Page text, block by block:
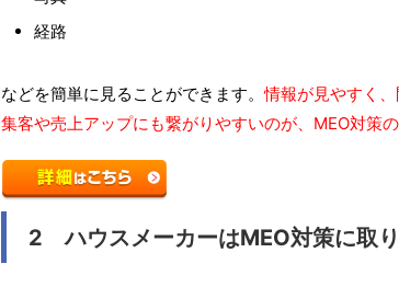
経路
などを簡単に見ることができます。情報が見やすく、
集客や売上アップにも繋がりやすいのが、MEO対策
2 ハウスメーカーはMEO対策に取